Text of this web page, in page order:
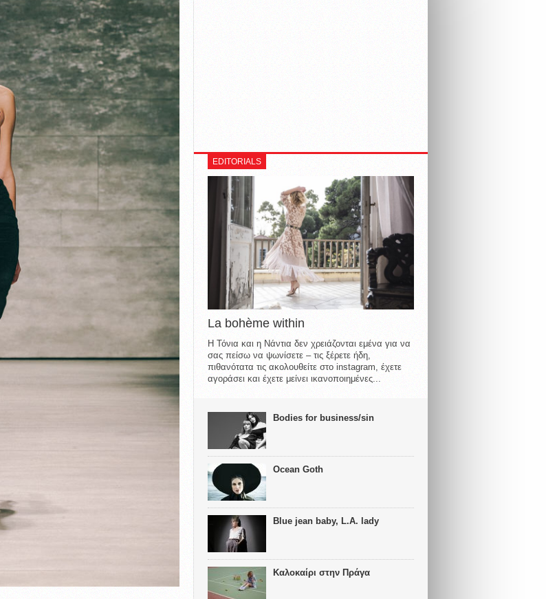
EDITORIALS
La bohème within
Η Τόνια και η Νάντια δεν χρειάζονται εμένα για να
σας πείσω να ψωνίσετε – τις ξέρετε ήδη,
πιθανότατα τις ακολουθείτε στο instagram, έχετε
αγοράσει και έχετε μείνει ικανοποιημένες...
Bodies for business/sin
Ocean Goth
Blue jean baby, L.A. lady
Καλοκαίρι στην Πράγα